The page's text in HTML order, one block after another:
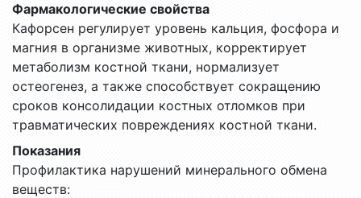
Фармакологические свойства
Кафорсен регулирует уровень кальция, фосфора и
магния в организме животных, корректирует
метаболизм костной ткани, нормализует
остеогенез, а также способствует сокращению
сроков консолидации костных отломков при
травматических повреждениях костной ткани.
Показания
Профилактика нарушений минерального обмена
веществ: